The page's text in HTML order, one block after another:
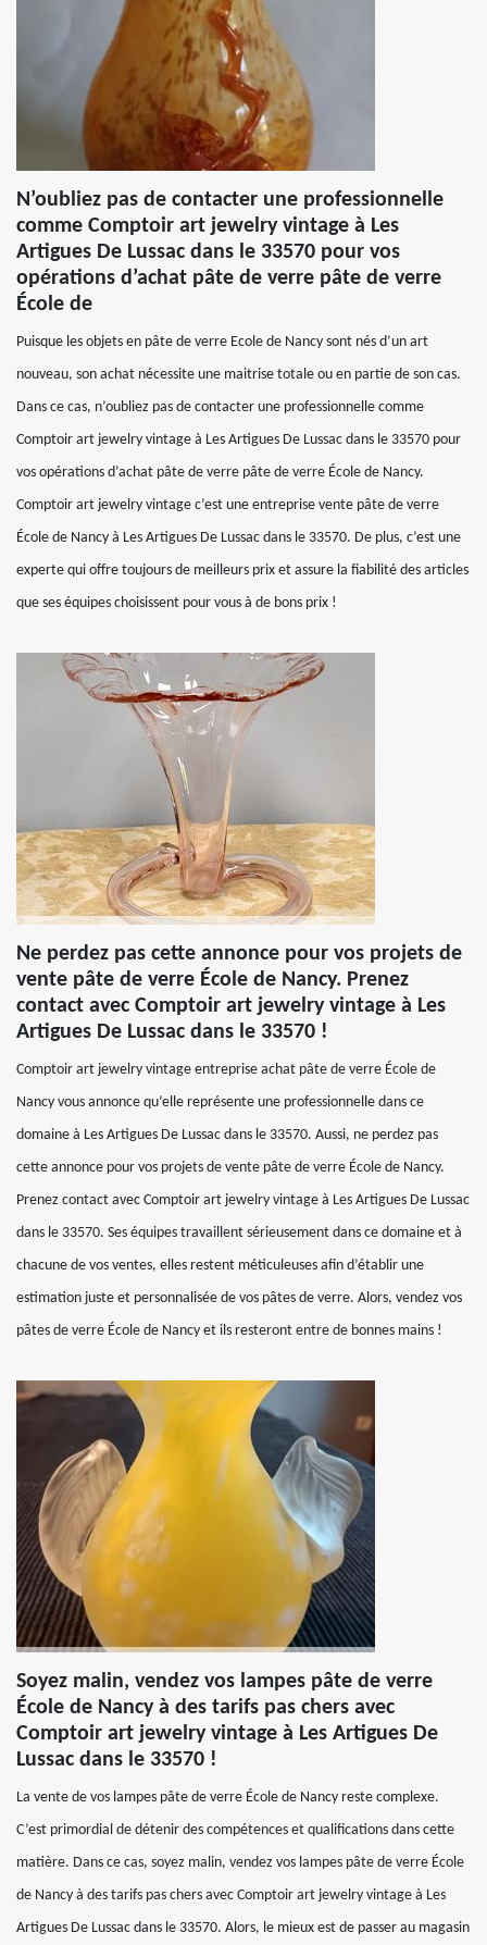
N’oubliez pas de contacter une professionnelle
comme Comptoir art jewelry vintage à Les
Artigues De Lussac dans le 33570 pour vos
opérations d’achat pâte de verre pâte de verre
École de
Puisque les objets en pâte de verre Ecole de Nancy sont nés d’un art
nouveau, son achat nécessite une maitrise totale ou en partie de son cas.
Dans ce cas, n’oubliez pas de contacter une professionnelle comme
Comptoir art jewelry vintage à Les Artigues De Lussac dans le 33570 pour
vos opérations d’achat pâte de verre pâte de verre École de Nancy.
Comptoir art jewelry vintage c’est une entreprise vente pâte de verre
École de Nancy à Les Artigues De Lussac dans le 33570. De plus, c’est une
experte qui offre toujours de meilleurs prix et assure la fiabilité des articles
que ses équipes choisissent pour vous à de bons prix !
Ne perdez pas cette annonce pour vos projets de
vente pâte de verre École de Nancy. Prenez
contact avec Comptoir art jewelry vintage à Les
Artigues De Lussac dans le 33570 !
Comptoir art jewelry vintage entreprise achat pâte de verre École de
Nancy vous annonce qu’elle représente une professionnelle dans ce
domaine à Les Artigues De Lussac dans le 33570. Aussi, ne perdez pas
cette annonce pour vos projets de vente pâte de verre École de Nancy.
Prenez contact avec Comptoir art jewelry vintage à Les Artigues De Lussac
dans le 33570. Ses équipes travaillent sérieusement dans ce domaine et à
chacune de vos ventes, elles restent méticuleuses afin d’établir une
estimation juste et personnalisée de vos pâtes de verre. Alors, vendez vos
pâtes de verre École de Nancy et ils resteront entre de bonnes mains !
Soyez malin, vendez vos lampes pâte de verre
École de Nancy à des tarifs pas chers avec
Comptoir art jewelry vintage à Les Artigues De
Lussac dans le 33570 !
La vente de vos lampes pâte de verre École de Nancy reste complexe.
C’est primordial de détenir des compétences et qualifications dans cette
matière. Dans ce cas, soyez malin, vendez vos lampes pâte de verre École
de Nancy à des tarifs pas chers avec Comptoir art jewelry vintage à Les
Artigues De Lussac dans le 33570. Alors, le mieux est de passer au magasin